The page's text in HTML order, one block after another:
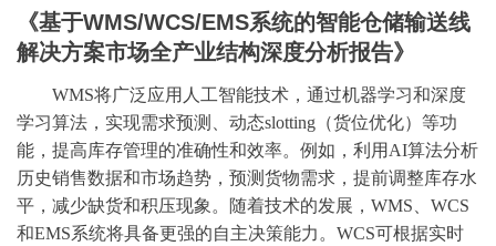
《基于WMS/WCS/EMS系统的智能仓储输送线
解决方案市场全产业结构深度分析报告》
WMS将广泛应用人工智能技术，通过机器学习和深度
学习算法，实现需求预测、动态slotting（货位优化）等功
能，提高库存管理的准确性和效率。例如，利用AI算法分析
历史销售数据和市场趋势，预测货物需求，提前调整库存水
平，减少缺货和积压现象。随着技术的发展，WMS、WCS
和EMS系统将具备更强的自主决策能力。WCS可根据实时